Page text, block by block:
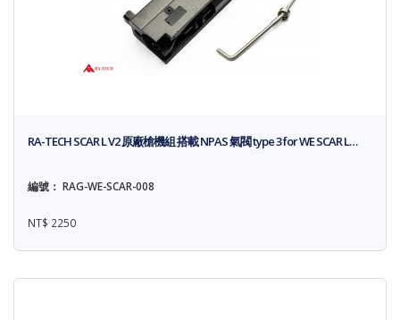
RA-TECH SCAR L V2 原廠槍機組 搭載 NPAS 氣閥 type 3 for WE SCAR L…
編號： RAG-WE-SCAR-008
NT$ 2250